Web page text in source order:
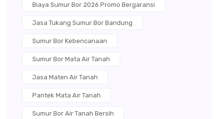
Biaya Sumur Bor 2026 Promo Bergaransi
Jasa Tukang Sumur Bor Bandung
Sumur Bor Kebencanaan
Sumur Bor Mata Air Tanah
Jasa Maten Air Tanah
Pantek Mata Air Tanah
Sumur Bor Air Tanah Bersih